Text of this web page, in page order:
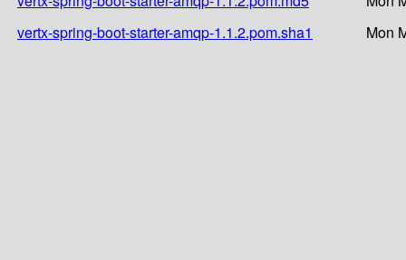
vertx-spring-boot-starter-amqp-1.1.2.pom.sha1
Mon